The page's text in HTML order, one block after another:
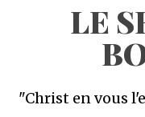
LE
"Christ en vous